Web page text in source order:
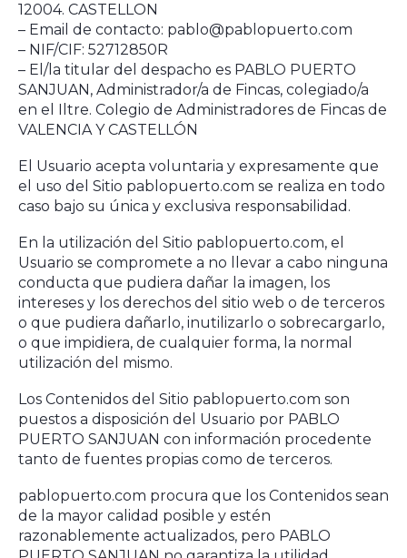
12004. CASTELLON
– Email de contacto: pablo@pablopuerto.com
– NIF/CIF: 52712850R
– El/la titular del despacho es PABLO PUERTO
SANJUAN, Administrador/a de Fincas, colegiado/a
en el Iltre. Colegio de Administradores de Fincas de
VALENCIA Y CASTELLÓN
El Usuario acepta voluntaria y expresamente que
el uso del Sitio pablopuerto.com se realiza en todo
caso bajo su única y exclusiva responsabilidad.
En la utilización del Sitio pablopuerto.com, el
Usuario se compromete a no llevar a cabo ninguna
conducta que pudiera dañar la imagen, los
intereses y los derechos del sitio web o de terceros
o que pudiera dañarlo, inutilizarlo o sobrecargarlo,
o que impidiera, de cualquier forma, la normal
utilización del mismo.
Los Contenidos del Sitio pablopuerto.com son
puestos a disposición del Usuario por PABLO
PUERTO SANJUAN con información procedente
tanto de fuentes propias como de terceros.
pablopuerto.com procura que los Contenidos sean
de la mayor calidad posible y estén
razonablemente actualizados, pero PABLO